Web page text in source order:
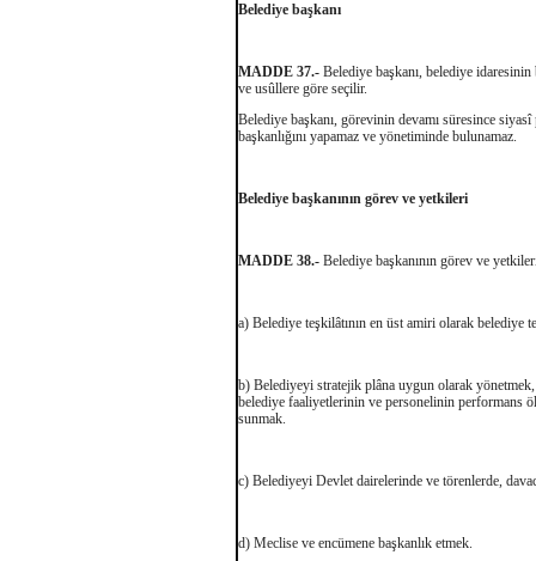
Belediye başkanı
MADDE 37.- Belediye başkanı, belediye
ve usûllere göre seçilir.
Belediye başkanı, görevinin devamı süresince
başkanlığını yapamaz ve yönetiminde bulunamaz.
Belediye başkanının görev ve yetkileri
MADDE 38.- Belediye başkanının görev ve
a) Belediye teşkilâtının en üst amiri olarak belediye
b) Belediyeyi stratejik plâna uygun olarak
belediye faaliyetlerinin ve personelinin performans
sunmak.
c) Belediyeyi Devlet dairelerinde ve törenlerde,
d) Meclise ve encümene başkanlık etmek.